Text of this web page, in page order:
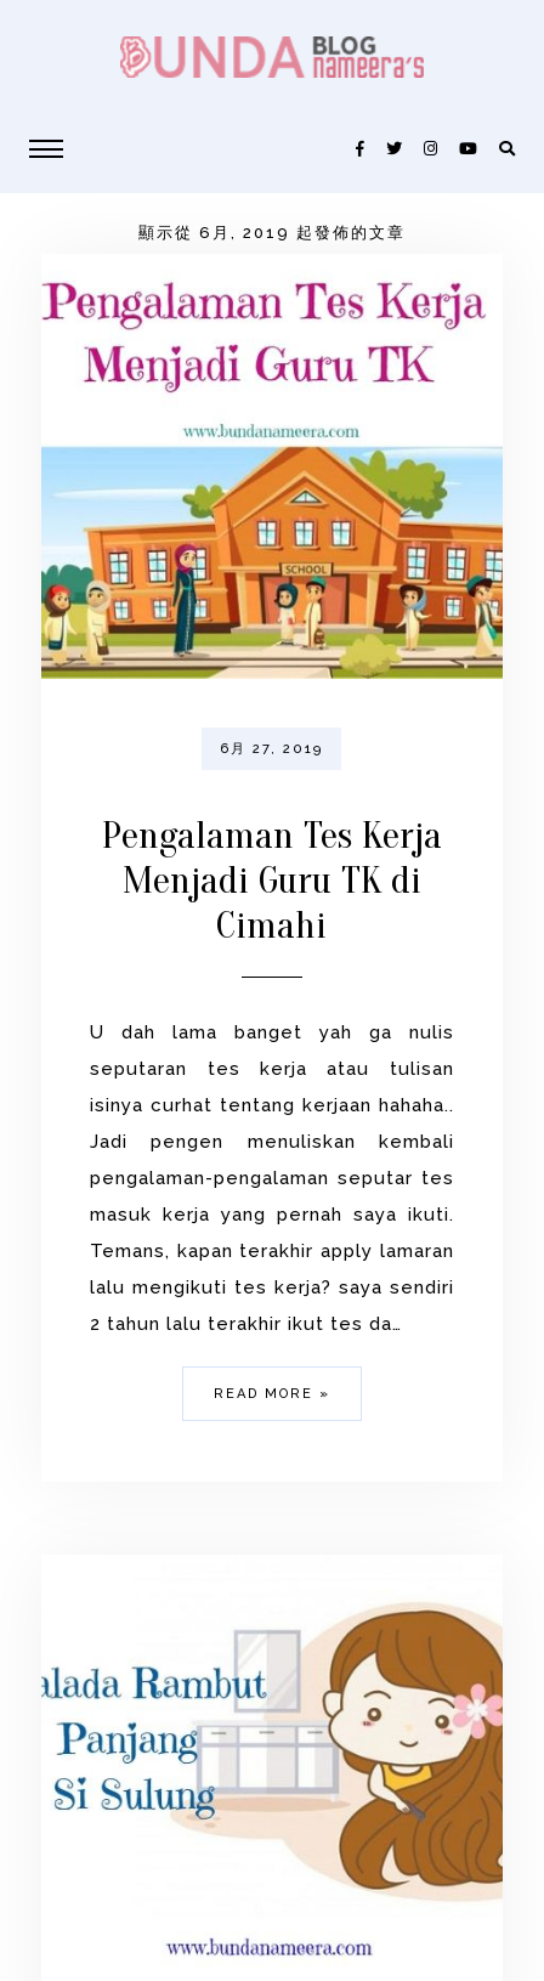
顯示從 6月, 2019 起發佈的文章
6月 27, 2019
Pengalaman Tes Kerja
Menjadi Guru TK di
Cimahi
U dah lama banget yah ga nulis
seputaran tes kerja atau tulisan
isinya curhat tentang kerjaan hahaha..
Jadi pengen menuliskan kembali
pengalaman-pengalaman seputar tes
masuk kerja yang pernah saya ikuti.
Temans, kapan terakhir apply lamaran
lalu mengikuti tes kerja? saya sendiri
2 tahun lalu terakhir ikut tes da…
READ MORE »